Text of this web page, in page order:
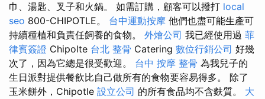
巾、湯匙、叉子和火鍋。 如需訂購，顧客可以撥打 local
seo 800-CHIPOTLE。 台中運動按摩 他們也盡可能生產可
持續種植和負責任飼養的食物。 外燴公司 我已經使用過 菲
律賓簽證 Chipolte 台北 整骨 Catering 數位行銷公司 好幾
次了，因為它總是很受歡迎。 台中 按摩 整骨 為我兒子的
生日派對提供餐飲比自己做所有的食物要容易得多。 除了
玉米餅外，Chipotle 設立公司 的所有食品均不含麩質。 大